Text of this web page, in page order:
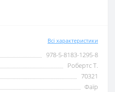
Всі характеристики
978-5-8183-1295-8
Робертс Т.
70321
Фаїр